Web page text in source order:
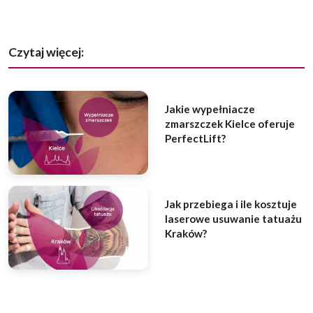
Czytaj więcej:
Jakie wypełniacze
zmarszczek Kielce oferuje
PerfectLift?
Jak przebiega i ile kosztuje
laserowe usuwanie tatuażu
Kraków?